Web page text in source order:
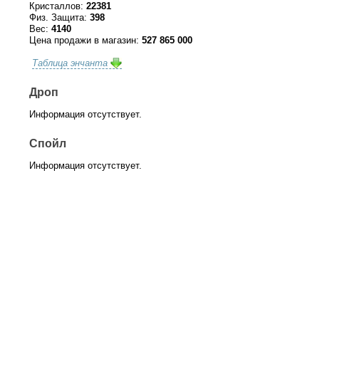
Кристаллов: 22381
Физ. Защита: 398
Вес: 4140
Цена продажи в магазин: 527 865 000
Таблица энчанта
Дроп
Информация отсутствует.
Спойл
Информация отсутствует.